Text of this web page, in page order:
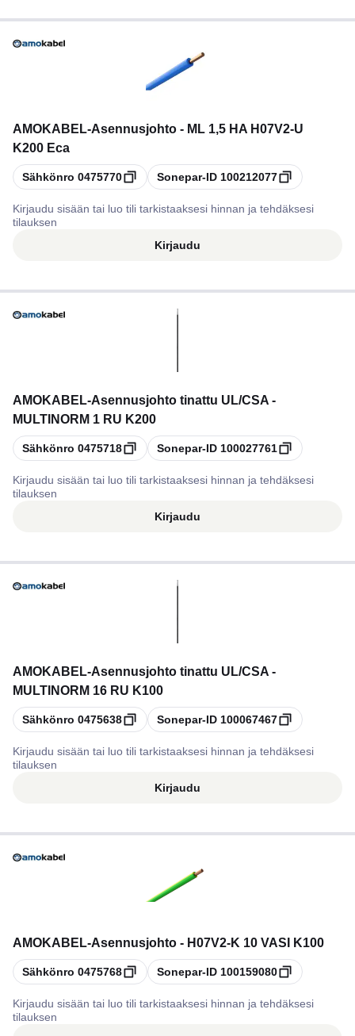
AMOKABEL-Asennusjohto - ML 1,5 HA H07V2-U
K200 Eca
Kopioi
Sähkönro 0475770 Kopioi
Sonepar-ID 100212077
Kirjaudu sisään tai luo tili tarkistaaksesi hinnan ja tehdäksesi
tilauksen
Kirjaudu
AMOKABEL-Asennusjohto tinattu UL/CSA -
MULTINORM 1 RU K200
Kopioi
Sähkönro 0475718 Kopioi
Sonepar-ID 100027761
Kirjaudu sisään tai luo tili tarkistaaksesi hinnan ja tehdäksesi
tilauksen
Kirjaudu
AMOKABEL-Asennusjohto tinattu UL/CSA -
MULTINORM 16 RU K100
Kopioi
Sähkönro 0475638 Kopioi
Sonepar-ID 100067467
Kirjaudu sisään tai luo tili tarkistaaksesi hinnan ja tehdäksesi
tilauksen
Kirjaudu
AMOKABEL-Asennusjohto - H07V2-K 10 VASI K100
Kopioi
Sähkönro 0475768 Kopioi
Sonepar-ID 100159080
Kirjaudu sisään tai luo tili tarkistaaksesi hinnan ja tehdäksesi
tilauksen